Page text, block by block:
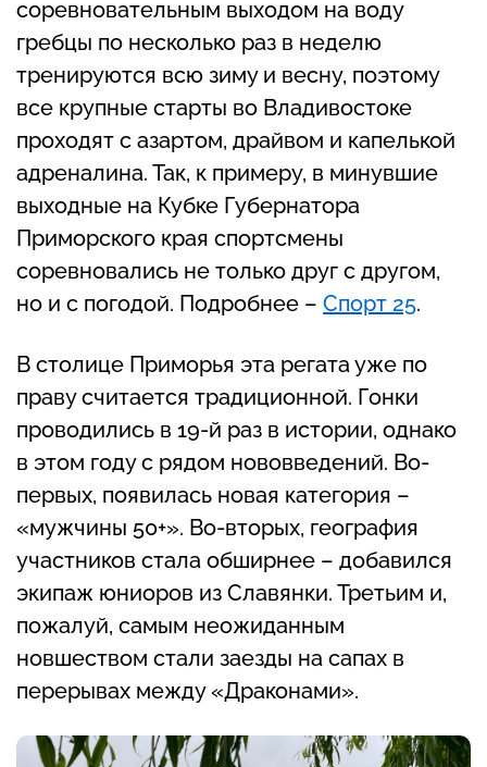
соревновательным выходом на воду
гребцы по несколько раз в неделю
тренируются всю зиму и весну, поэтому
все крупные старты во Владивостоке
проходят с азартом, драйвом и капелькой
адреналина. Так, к примеру, в минувшие
выходные на Кубке Губернатора
Приморского края спортсмены
соревновались не только друг с другом,
но и с погодой. Подробнее – Спорт 25.
В столице Приморья эта регата уже по
праву считается традиционной. Гонки
проводились в 19-й раз в истории, однако
в этом году с рядом нововведений. Во-
первых, появилась новая категория –
«мужчины 50+». Во-вторых, география
участников стала обширнее – добавился
экипаж юниоров из Славянки. Третьим и,
пожалуй, самым неожиданным
новшеством стали заезды на сапах в
перерывах между «Драконами».